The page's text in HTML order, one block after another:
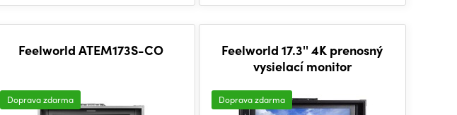
Feelworld ATEM173S-CO
Doprava zdarma
Feelworld 17.3'' 4K prenosný
vysielací monitor
Doprava zdarma